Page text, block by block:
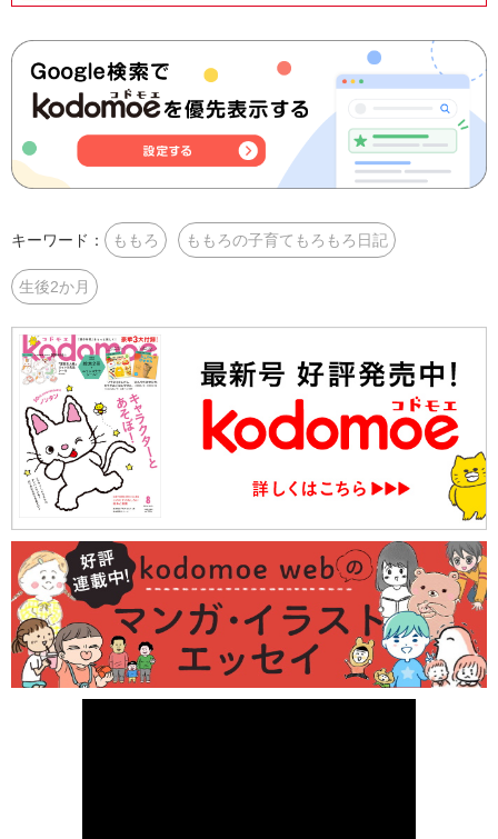
キーワード： ももろ ももろの子育てもろもろ日記
生後2か月